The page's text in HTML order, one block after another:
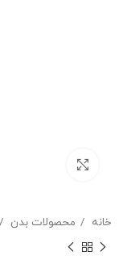
خانه محصولات بدن